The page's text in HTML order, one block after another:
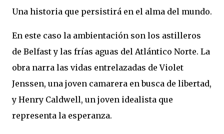
Una historia que persistirá en el alma del mundo.
En este caso la ambientación son los astilleros
de Belfast y las frías aguas del Atlántico Norte. La
obra narra las vidas entrelazadas de Violet
Jenssen, una joven camarera en busca de libertad,
y Henry Caldwell, un joven idealista que
representa la esperanza.